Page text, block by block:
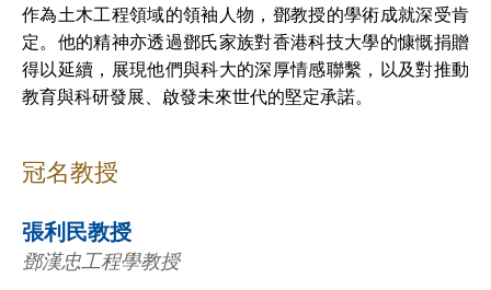
作為土木工程領域的領袖人物，鄧教授的學術成就深受肯
定。他的精神亦透過鄧氏家族對香港科技大學的慷慨捐贈
得以延續，展現他們與科大的深厚情感聯繫，以及對推動
教育與科研發展、啟發未來世代的堅定承諾。
冠名教授
張利民教授
鄧漢忠工程學教授